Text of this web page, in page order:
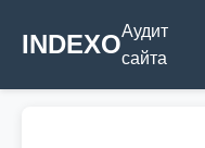
INDEXOАудит
сайта